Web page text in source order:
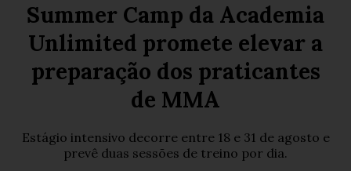
Summer Camp da Academia
Unlimited promete elevar a
preparação dos praticantes
de MMA
Estágio intensivo decorre entre 18 e 31 de agosto e
prevê duas sessões de treino por dia.